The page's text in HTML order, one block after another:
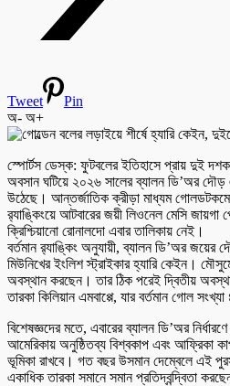
Tweet
Pin
অ- অ+
স্পোর্টস ডেস্ক: ফুটবলের ইতিহাসে প্রায় দুই
অবসান ঘটিয়ে ২০২৬ সালের ব্যালন ডি’অর
উঠেছে। আন্তর্জাতিক ক্রীড়া মাধ্যম
র‍্যাঙ্কিংয়ে আটবারের জয়ী লিওনেল মেসি জায়গা
ক্রিশ্চিয়ানো রোনালদো এবার তালিকায় নেই।
বর্তমান র‍্যাঙ্কিং অনুযায়ী, ব্যালন ডি’অর জয়ের
মিউনিখের ইংলিশ স্ট্রাইকার হ্যারি কেইন।
অবস্থান করছেন। তার ঠিক পরেই দ্বিতীয়
তারকা কিলিয়ান এমবাপ্পে, যার বর্তমান গোল
বিশেষজ্ঞদের মতে, এবারের ব্যালন ডি’অর
আমেরিকায় অনুষ্ঠিতব্য বিশ্বকাপ এবং আফ্রিকা
ভূমিকা রাখবে। গত বছর উসমান দেম্বেলে এই
একাধিক তারকা সমানে সমান প্রতিদ্বন্দ্বিতা